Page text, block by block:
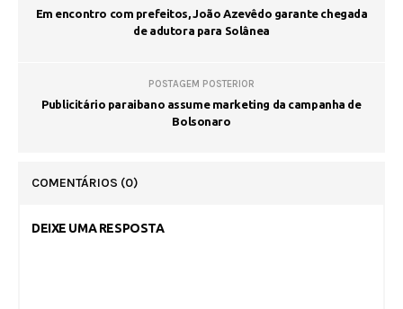
Em encontro com prefeitos, João Azevêdo garante chegada
de adutora para Solânea
POSTAGEM POSTERIOR
Publicitário paraibano assume marketing da campanha de
Bolsonaro
COMENTÁRIOS (0)
DEIXE UMA RESPOSTA